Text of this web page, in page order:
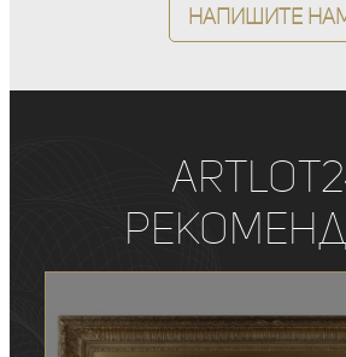
Напишите